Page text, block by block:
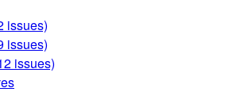
issues)
issues)
issues)